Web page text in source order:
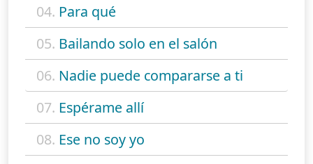
04. Para qué
05. Bailando solo en el salón
06. Nadie puede compararse a ti
07. Espérame allí
08. Ese no soy yo